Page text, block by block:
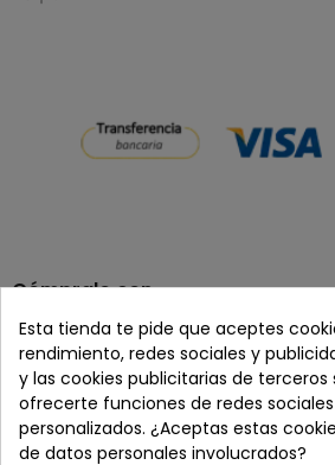
Cómpralo con
+
Esta tienda te pide que aceptes
rendimiento, redes sociales y
y las cookies publicitarias de terceros
ofrecerte funciones de redes
personalizados. ¿Aceptas estas
de datos personales involucrados?